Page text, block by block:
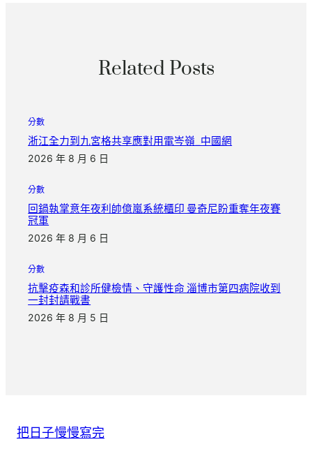
Related Posts
分數
浙江全力到九宮格共享應對用電岑嶺_中國網
2026 年 8 月 6 日
分數
回鍋執掌意年夜利帥億嵐系統櫃印 曼奇尼盼重奪年夜賽
冠軍
2026 年 8 月 6 日
分數
抗擊疫森和診所健檢情、守護性命 淄博市第四病院收到
一封封請戰書
2026 年 8 月 5 日
把日子慢慢寫完